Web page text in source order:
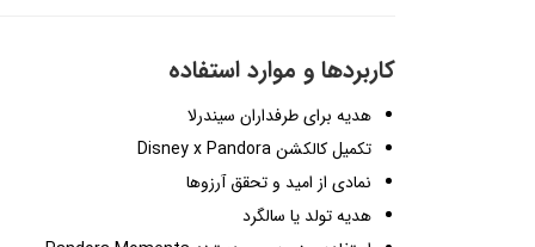
کاربردها و موارد استفاده
هدیه برای طرفداران سیندرلا
تکمیل کالکشن Disney x Pandora
نمادی از امید و تحقق آرزوها
هدیه تولد یا سالگرد